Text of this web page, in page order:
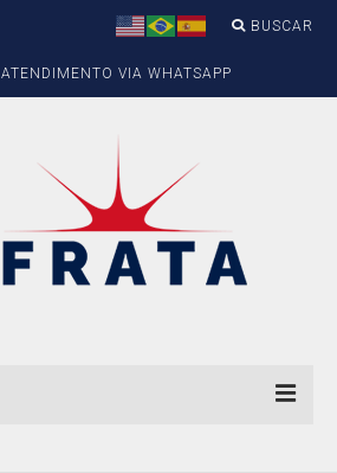
BUSCAR
ATENDIMENTO VIA WHATSAPP